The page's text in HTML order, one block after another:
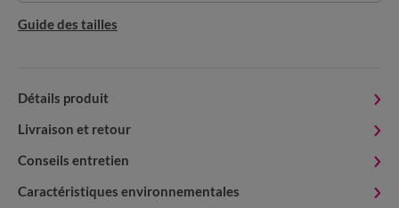
Guide des tailles
Détails produit
Livraison et retour
Conseils entretien
Caractéristiques environnementales